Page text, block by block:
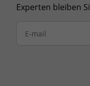
Experten bleiben